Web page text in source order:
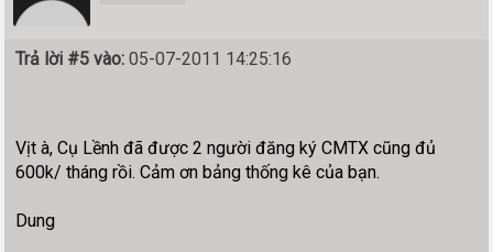
Trả lời #5 vào: 05-07-2011 14:25:16
Vịt à, Cụ Lềnh đã được 2 người đăng ký CMTX cũng đủ
600k/ tháng rồi. Cảm ơn bảng thống kê của bạn.
Dung